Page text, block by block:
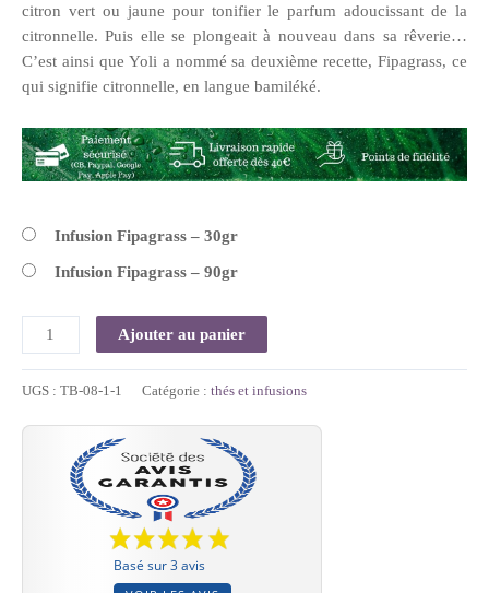
citron vert ou jaune pour tonifier le parfum adoucissant de la
citronnelle. Puis elle se plongeait à nouveau dans sa rêverie…
C’est ainsi que Yoli a nommé sa deuxième recette, Fipagrass, ce
qui signifie citronnelle, en langue bamiléké.
Infusion Fipagrass – 30gr
Infusion Fipagrass – 90gr
Ajouter au panier
UGS : TB-08-1-1 Catégorie : thés et infusions
Basé sur 3 avis